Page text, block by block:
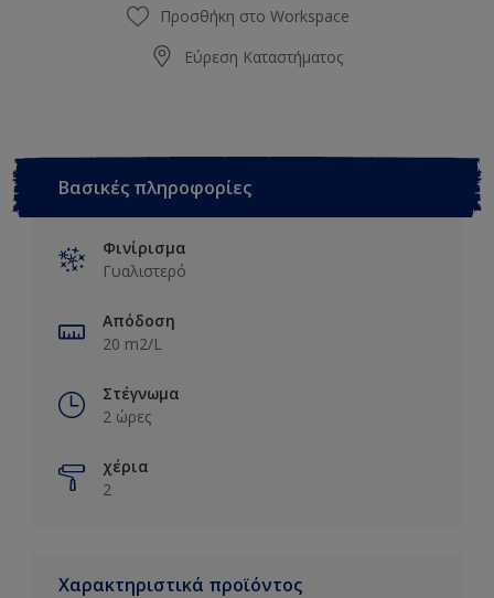
Προσθήκη στο Workspace
Εύρεση Καταστήματος
Βασικές πληροφορίες
Φινίρισμα
Γυαλιστερό
Απόδοση
20 m2/L
Στέγνωμα
2 ώρες
χέρια
2
Χαρακτηριστικά προϊόντος